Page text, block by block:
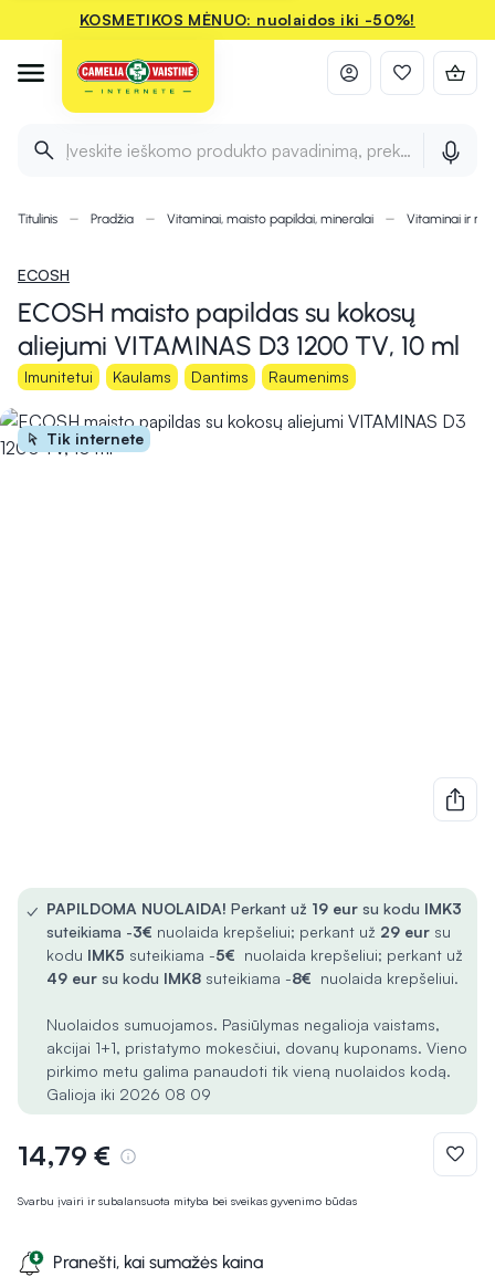
KOSMETIKOS MĖNUO: nuolaidos iki -50%!
Įveskite ieškomo produkto pavadinimą, prekės ženklą ir
Titulinis Pradžia Vitaminai, maisto papildai, mineralai Vitaminai ir
ECOSH
ECOSH maisto papildas su kokosų
aliejumi VITAMINAS D3 1200 TV, 10 ml
Imunitetui Kaulams Dantims Raumenims
Tik internete
Svarbu įvairi ir subalansuota mityba bei sveikas gyvenimo būdas
✓ PAPILDOMA NUOLAIDA! Perkant už 19 eur su kodu IMK3
suteikiama -3€ nuolaida krepšeliui; perkant už 29 eur su
kodu IMK5 suteikiama -5€ nuolaida krepšeliui; perkant už
49 eur su kodu IMK8 suteikiama -8€ nuolaida krepšeliui.
Nuolaidos sumuojamos. Pasiūlymas negalioja vaistams,
akcijai 1+1, pristatymo mokesčiui, dovanų kuponams. Vieno
pirkimo metu galima panaudoti tik vieną nuolaidos kodą.
Galioja iki 2026 08 09
14,79 €
Pranešti, kai sumažės kaina